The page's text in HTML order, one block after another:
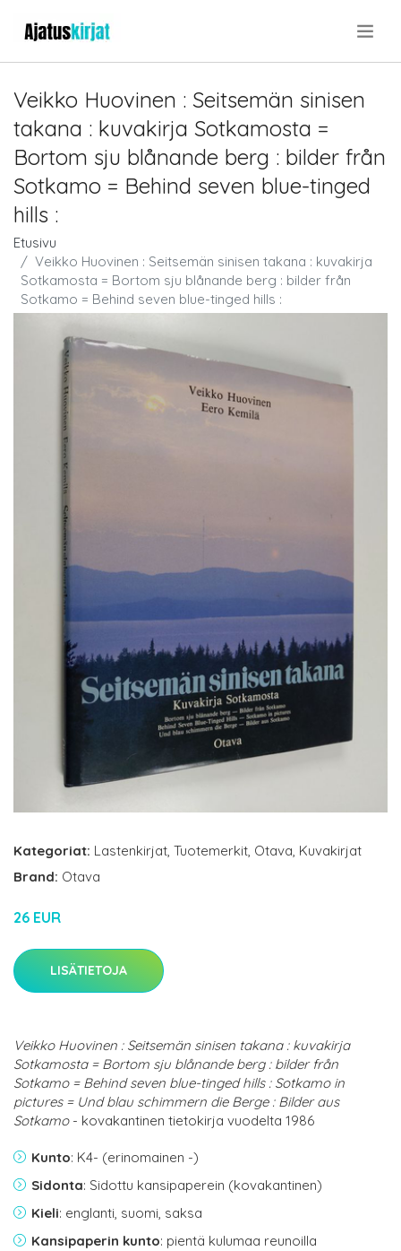
Veikko Huovinen : Seitsemän sinisen
takana : kuvakirja Sotkamosta =
Bortom sju blånande berg : bilder från
Sotkamo = Behind seven blue-tinged
hills :
Etusivu
Veikko Huovinen : Seitsemän sinisen takana : kuvakirja
Sotkamosta = Bortom sju blånande berg : bilder från
Sotkamo = Behind seven blue-tinged hills :
Kategoriat: Lastenkirjat, Tuotemerkit, Otava, Kuvakirjat
Brand: Otava
26 EUR
LISÄTIETOJA
Veikko Huovinen : Seitsemän sinisen takana : kuvakirja
Sotkamosta = Bortom sju blånande berg : bilder från
Sotkamo = Behind seven blue-tinged hills : Sotkamo in
pictures = Und blau schimmern die Berge : Bilder aus
Sotkamo- kovakantinen tietokirja vuodelta 1986
Kunto: K4- (erinomainen -)
Sidonta: Sidottu kansipaperein (kovakantinen)
Kieli: englanti, suomi, saksa
Kansipaperin kunto: pientä kulumaa reunoilla